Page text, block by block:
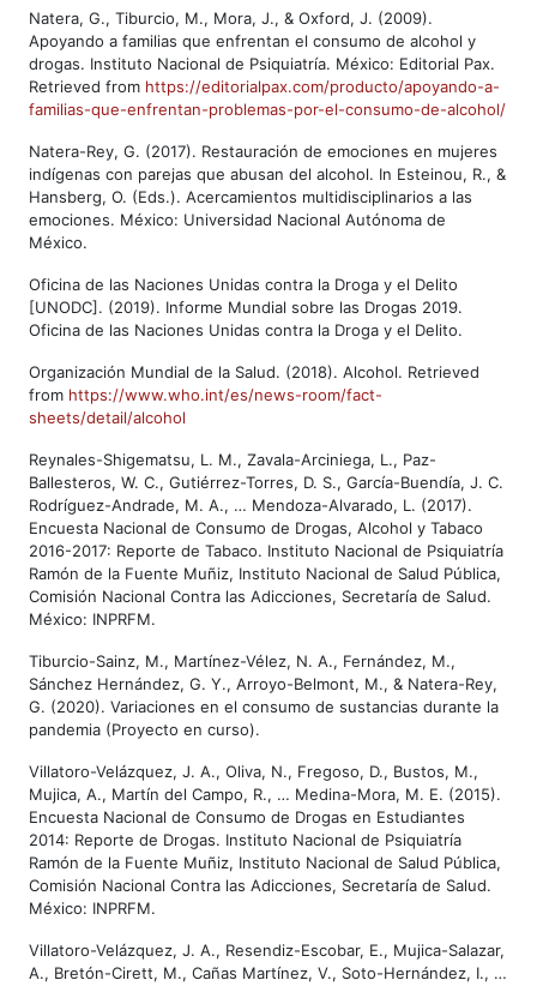
Natera, G., Tiburcio, M., Mora, J., & Oxford, J. (2009).
Apoyando a familias que enfrentan el consumo de alcohol y
drogas. Instituto Nacional de Psiquiatría. México: Editorial Pax.
Retrieved from https://editorialpax.com/producto/apoyando-a-
familias-que-enfrentan-problemas-por-el-consumo-de-alcohol/
Natera-Rey, G. (2017). Restauración de emociones en mujeres
indígenas con parejas que abusan del alcohol. In Esteinou, R., &
Hansberg, O. (Eds.). Acercamientos multidisciplinarios a las
emociones. México: Universidad Nacional Autónoma de
México.
Oficina de las Naciones Unidas contra la Droga y el Delito
[UNODC]. (2019). Informe Mundial sobre las Drogas 2019.
Oficina de las Naciones Unidas contra la Droga y el Delito.
Organización Mundial de la Salud. (2018). Alcohol. Retrieved
from https://www.who.int/es/news-room/fact-
sheets/detail/alcohol
Reynales-Shigematsu, L. M., Zavala-Arciniega, L., Paz-
Ballesteros, W. C., Gutiérrez-Torres, D. S., García-Buendía, J. C.
Rodríguez-Andrade, M. A., … Mendoza-Alvarado, L. (2017).
Encuesta Nacional de Consumo de Drogas, Alcohol y Tabaco
2016-2017: Reporte de Tabaco. Instituto Nacional de Psiquiatría
Ramón de la Fuente Muñiz, Instituto Nacional de Salud Pública,
Comisión Nacional Contra las Adicciones, Secretaría de Salud.
México: INPRFM.
Tiburcio-Sainz, M., Martínez-Vélez, N. A., Fernández, M.,
Sánchez Hernández, G. Y., Arroyo-Belmont, M., & Natera-Rey,
G. (2020). Variaciones en el consumo de sustancias durante la
pandemia (Proyecto en curso).
Villatoro-Velázquez, J. A., Oliva, N., Fregoso, D., Bustos, M.,
Mujica, A., Martín del Campo, R., … Medina-Mora, M. E. (2015).
Encuesta Nacional de Consumo de Drogas en Estudiantes
2014: Reporte de Drogas. Instituto Nacional de Psiquiatría
Ramón de la Fuente Muñiz, Instituto Nacional de Salud Pública,
Comisión Nacional Contra las Adicciones, Secretaría de Salud.
México: INPRFM.
Villatoro-Velázquez, J. A., Resendiz-Escobar, E., Mujica-Salazar,
A., Bretón-Cirett, M., Cañas Martínez, V., Soto-Hernández, I., …